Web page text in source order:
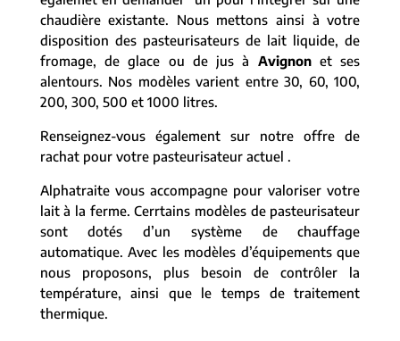
chaudière existante. Nous mettons ainsi à votre
disposition des pasteurisateurs de lait liquide, de
fromage, de glace ou de jus à Avignonet ses
alentours. Nos modèles varient entre 30, 60, 100,
200, 300, 500 et 1000 litres.
Renseignez-vous également sur notre offre de
rachat pour votre pasteurisateur actuel .
Alphatraite vous accompagne pour valoriser votre
lait à la ferme. Cerrtains modèles de pasteurisateur
sont dotés d’un système de chauffage
automatique. Avec les modèles d’équipements que
nous proposons, plus besoin de contrôler la
température, ainsi que le temps de traitement
thermique.